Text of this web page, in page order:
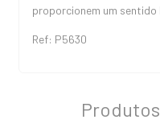
proporcionem um
Ref: P5630